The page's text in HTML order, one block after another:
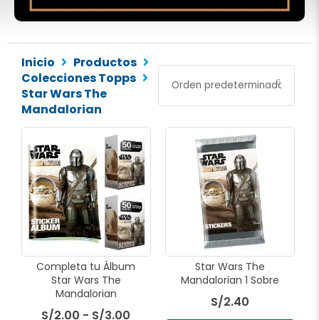
Inicio
Productos
Colecciones Topps
Star Wars The
Mandalorian
Completa tu Álbum
Star Wars The
Mandalorian
S/2.00 - S/3.00
Rango
de
precios:
desde
hasta
S/3.00
pueden
Star Wars The
Mandalorian 1 Sobre
S/2.40